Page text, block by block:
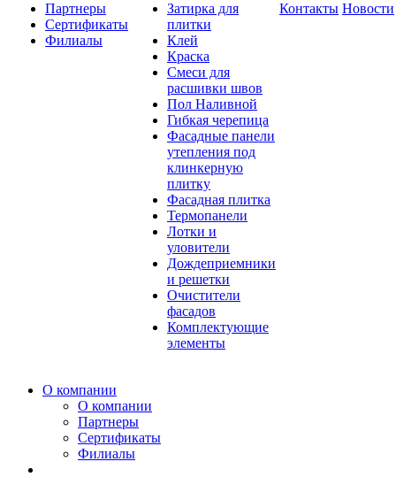
Партнеры
Сертификаты
Филиалы
Затирка для
плитки
Клей
Краска
Смеси для
расшивки швов
Пол Наливной
Гибкая черепица
Фасадные панели
утепления под
клинкерную
плитку
Фасадная плитка
Термопанели
Лотки и
уловители
Дождеприемники
и решетки
Очистители
фасадов
Комплектующие
элементы
Контакты Новости
О компании
О компании
Партнеры
Сертификаты
Филиалы